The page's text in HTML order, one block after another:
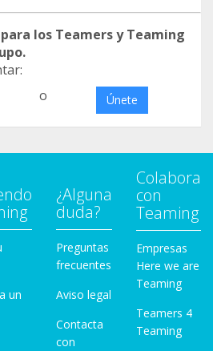
los Teamers y Teaming
o Únete
un
¿Alguna
duda?
Preguntas
frecuentes
Aviso legal
Contacta
con
Colabora
con
Teaming
Empresas
Here we are
Teaming
Teamers 4
Teaming